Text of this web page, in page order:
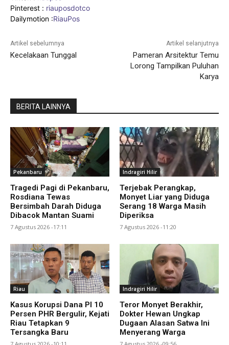
Pinterest : riauposdotco
Dailymotion :RiauPos
Artikel sebelumnya
Kecelakaan Tunggal
Artikel selanjutnya
Pameran Arsitektur Temu
Lorong Tampilkan Puluhan
Karya
BERITA LAINNYA
Pekanbaru
Tragedi Pagi di Pekanbaru,
Rosdiana Tewas
Bersimbah Darah Diduga
Dibacok Mantan Suami
7 Agustus 2026 -17:11
Indragiri Hilir
Terjebak Perangkap,
Monyet Liar yang Diduga
Serang 18 Warga Masih
Diperiksa
7 Agustus 2026 -11:20
Riau
Kasus Korupsi Dana PI 10
Persen PHR Bergulir, Kejati
Riau Tetapkan 9
Tersangka Baru
Indragiri Hilir
Teror Monyet Berakhir,
Dokter Hewan Ungkap
Dugaan Alasan Satwa Ini
Menyerang Warga